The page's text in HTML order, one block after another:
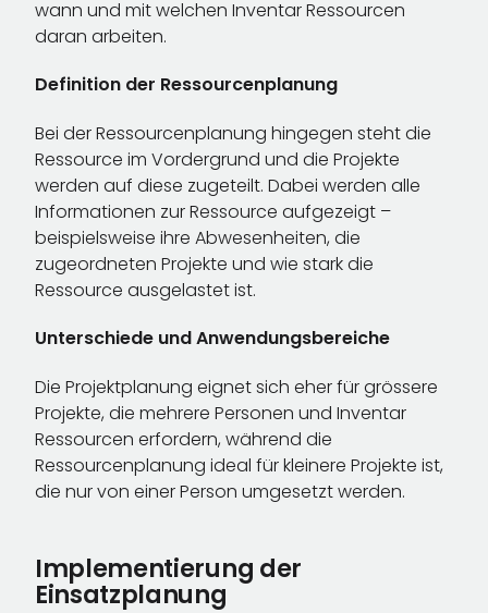
wann und mit welchen Inventar Ressourcen
daran arbeiten.
Definition der Ressourcenplanung
Bei der Ressourcenplanung hingegen steht die
Ressource im Vordergrund und die Projekte
werden auf diese zugeteilt. Dabei werden alle
Informationen zur Ressource aufgezeigt –
beispielsweise ihre Abwesenheiten, die
zugeordneten Projekte und wie stark die
Ressource ausgelastet ist.
Unterschiede und Anwendungsbereiche
Die Projektplanung eignet sich eher für grössere
Projekte, die mehrere Personen und Inventar
Ressourcen erfordern, während die
Ressourcenplanung ideal für kleinere Projekte ist,
die nur von einer Person umgesetzt werden.
Implementierung der
Einsatzplanung